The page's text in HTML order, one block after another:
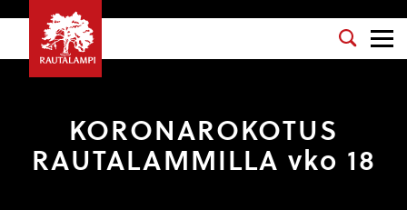
KORONAROKOTUS
RAUTALAMMILLA vko 18